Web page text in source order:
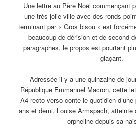
Une lettre au Père Noël commençant
une très jolie ville avec des ronds-
terminant par « Gros bisou » est
beaucoup de dérision et de second
paragraphes, le propos est pourtant
glaçant.
Adressée il y a une quinzaine de
République Emmanuel Macron, cette
A4 recto-verso conte le quotidien
ans et demi, Louise Armspach, atteinte
orpheline depuis sa